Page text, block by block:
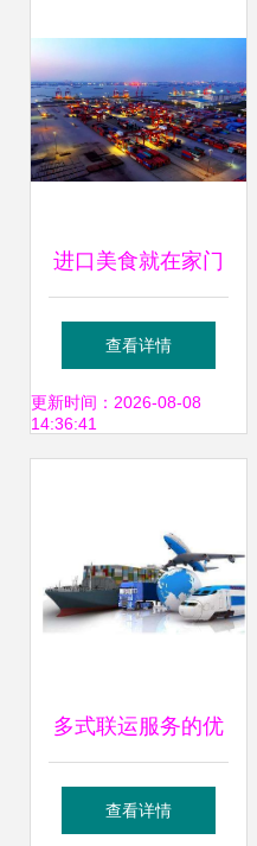
进口美食就在家门
口！江阴进境肉类
指定监管场地获批
查看详情
更新时间：2026-08-08
14:36:41
多式联运服务的优
势与发展趋势
查看详情